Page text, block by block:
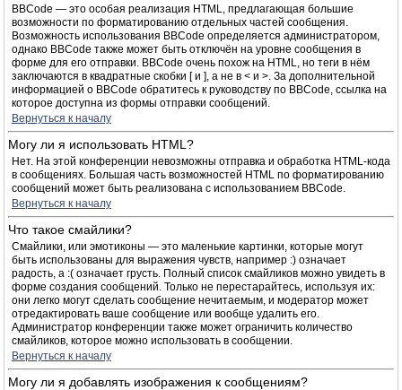
BBCode — это особая реализация HTML, предлагающая большие
возможности по форматированию отдельных частей сообщения.
Возможность использования BBCode определяется администратором,
однако BBCode также может быть отключён на уровне сообщения в
форме для его отправки. BBCode очень похож на HTML, но теги в нём
заключаются в квадратные скобки [ и ], а не в < и >. За дополнительной
информацией о BBCode обратитесь к руководству по BBCode, ссылка на
которое доступна из формы отправки сообщений.
Вернуться к началу
Могу ли я использовать HTML?
Нет. На этой конференции невозможны отправка и обработка HTML-кода
в сообщениях. Большая часть возможностей HTML по форматированию
сообщений может быть реализована с использованием BBCode.
Вернуться к началу
Что такое смайлики?
Смайлики, или эмотиконы — это маленькие картинки, которые могут
быть использованы для выражения чувств, например :) означает
радость, а :( означает грусть. Полный список смайликов можно увидеть в
форме создания сообщений. Только не перестарайтесь, используя их:
они легко могут сделать сообщение нечитаемым, и модератор может
отредактировать ваше сообщение или вообще удалить его.
Администратор конференции также может ограничить количество
смайликов, которое можно использовать в сообщении.
Вернуться к началу
Могу ли я добавлять изображения к сообщениям?